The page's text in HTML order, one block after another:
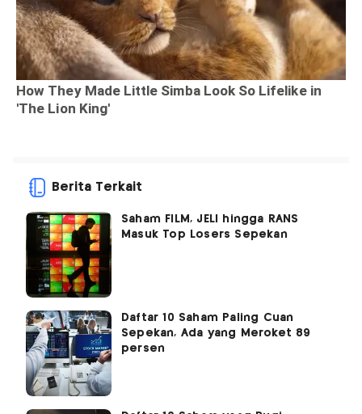
Berita Terkait
Saham FILM, JELI hingga RANS
Masuk Top Losers Sepekan
Daftar 10 Saham Paling Cuan
Sepekan, Ada yang Meroket 89
persen